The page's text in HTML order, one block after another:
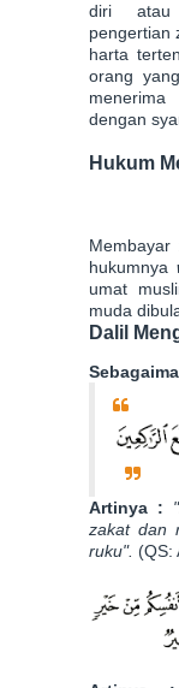
diri atau
pengertian
harta
orang
dengan
Hukum
hukumnya
umat
muda
Dalil
Artinya :
zakat dan
ruku". (QS: